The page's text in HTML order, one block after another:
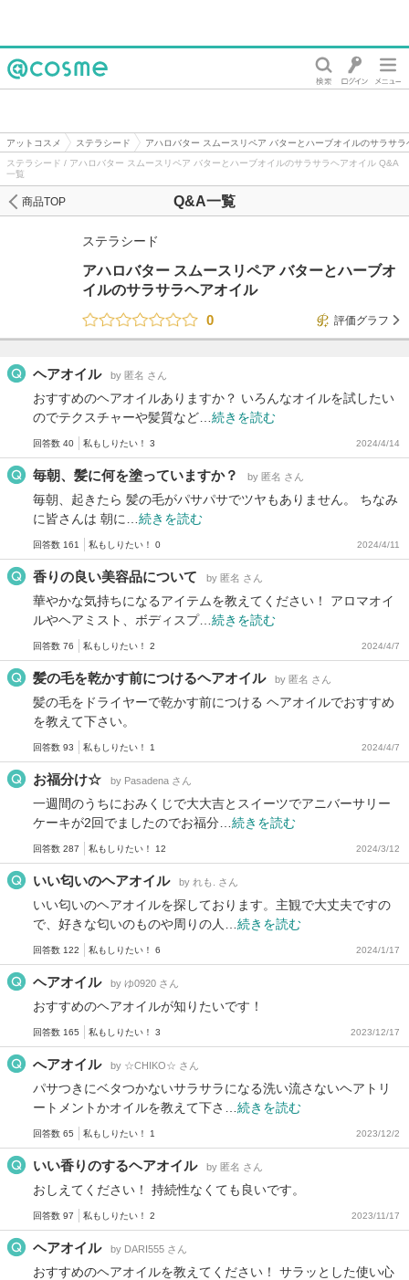
アットコスメ ステラシード
アハロバター スムースリペア バターとハーブオイルのサラサラ
ステラシード / アハロバター スムースリペア バターとハーブオイルのサラサラヘアオイル Q&A
一覧
Q&A一覧
商品TOP
ステラシード
アハロバター スムースリペア バターとハーブオ
イルのサラサラヘアオイル
0
評価グラフ
ヘアオイル by 匿名 さん
おすすめのヘアオイルありますか？ いろんなオイルを試したい
のでテクスチャーや髪質など… 続きを読む
回答数 40 私もしりたい！ 3 2024/4/14
毎朝、髪に何を塗っていますか？ by 匿名 さん
毎朝、起きたら 髪の毛がパサパサでツヤもありません。 ちなみ
に皆さんは 朝に… 続きを読む
回答数 161 私もしりたい！ 0 2024/4/11
香りの良い美容品について by 匿名 さん
華やかな気持ちになるアイテムを教えてください！ アロマオイ
ルやヘアミスト、ボディスプ… 続きを読む
回答数 76 私もしりたい！ 2 2024/4/7
髪の毛を乾かす前につけるヘアオイル by 匿名 さん
髪の毛をドライヤーで乾かす前につける ヘアオイルでおすすめ
を教えて下さい。
回答数 93 私もしりたい！ 1 2024/4/7
お福分け☆ by Pasadena さん
一週間のうちにおみくじで大大吉とスイーツでアニバーサリー
ケーキが2回でましたのでお福分… 続きを読む
回答数 287 私もしりたい！ 12 2024/3/12
いい匂いのヘアオイル by れも. さん
いい匂いのヘアオイルを探しております。主観で大丈夫ですの
で、好きな匂いのものや周りの人… 続きを読む
回答数 122 私もしりたい！ 6 2024/1/17
ヘアオイル by ゆ0920 さん
おすすめのヘアオイルが知りたいです！
回答数 165 私もしりたい！ 3 2023/12/17
へアオイル by ☆CHIKO☆ さん
パサつきにベタつかないサラサラになる洗い流さないヘアトリ
ートメントかオイルを教えて下さ… 続きを読む
回答数 65 私もしりたい！ 1 2023/12/2
いい香りのするヘアオイル by 匿名 さん
おしえてください！ 持続性なくても良いです。
回答数 97 私もしりたい！ 2 2023/11/17
ヘアオイル by DARI555 さん
おすすめのヘアオイルを教えてください！ サラッとした使い心